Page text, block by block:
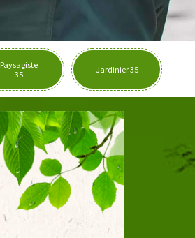
Paysagiste
35
Jardinier 35